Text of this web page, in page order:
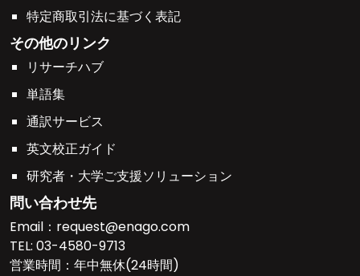
特定商取引法に基づく表記
その他のリンク
リサーチハブ
単語集
通訳サービス
英文校正ガイド
研究者・大学ご支援ソリューション
問い合わせ先
Email： request@enago.com
TEL: 03-4580-9713
営業時間：年中無休(24時間)